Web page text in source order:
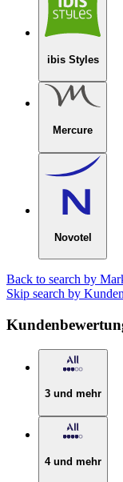
ibis Styles
Mercure
Novotel
Back to search by
Skip search by
3 und mehr
4 und mehr